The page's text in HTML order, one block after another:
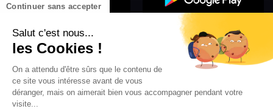
Continuer sans accepter
Salut c'est nous...
les Cookies !
On a attendu d'être sûrs que le contenu de
ce site vous intéresse avant de vous
déranger, mais on aimerait bien vous accompagner pendant votre
visite...
Confidentialité
Gestion des cookies
Conditions générales d’utilisation
Mentions légales